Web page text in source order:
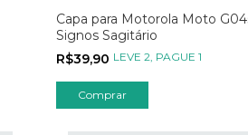
Capa para Motorola Moto
Signos Sagitário
R$39,90 LEVE 2, PAGUE 1
Comprar